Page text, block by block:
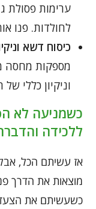
ערימות פסולת
לחולדות. פנו
כיסוח דשא
מספקות מחסה
וניקיון כללי
ללכידה
אז עשיתם הכל,
מוצאות את הדרך
כשעשיתם את